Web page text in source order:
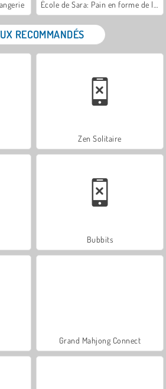
RECOMMANDÉS
Zen Solitaire
Bubbits
Grand Mahjong Connect